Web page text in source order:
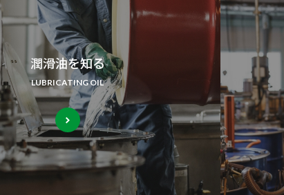
潤滑油を知る
LUBRICATING OIL